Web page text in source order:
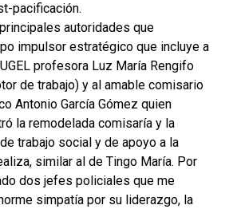
pacificación.
autoridades que
impulsor estratégico que incluye a
profesora Luz María Rengifo
de trabajo) y al amable comisario
Antonio García Gómez quien
la remodelada comisaría y la
trabajo social y de apoyo a la
similar al de Tingo María. Por
dos jefes policiales que me
simpatía por su liderazgo, la